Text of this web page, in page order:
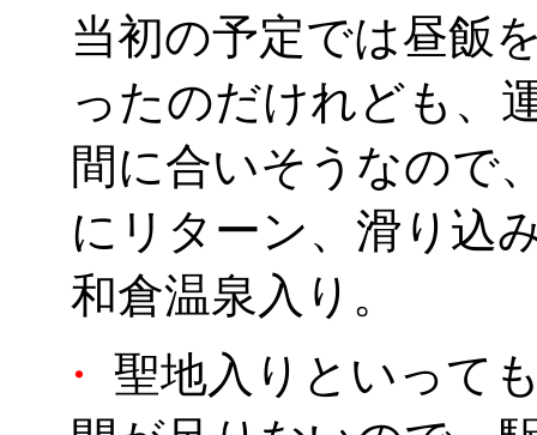
当初の予定では昼飯
ったのだけれども、
間に合いそうなので
にリターン、滑り込
和倉温泉入り。
・
聖地入りといって